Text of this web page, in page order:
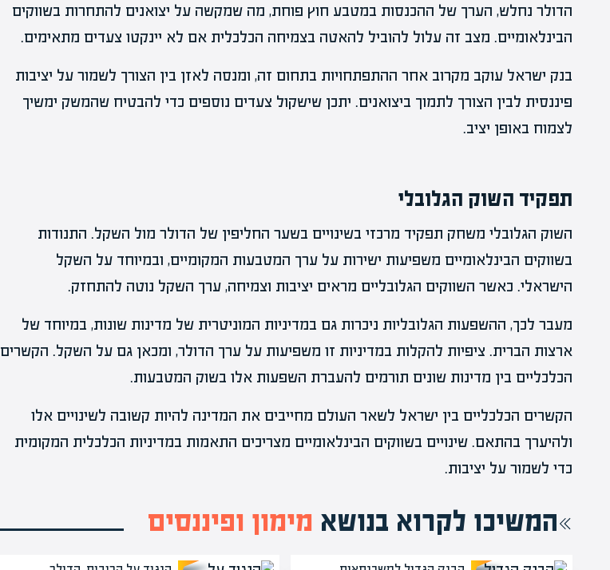
הדולר נחלש, הערך של ההכנסות במטבע חוץ פוחת, מה שמקשה על יצואנים להתחרות בשווקים
הבינלאומיים. מצב זה עלול להוביל להאטה בצמיחה הכלכלית אם לא יינקטו צעדים מתאימים.
בנק ישראל עוקב מקרוב אחר ההתפתחויות בתחום זה, ומנסה לאזן בין הצורך לשמור על יציבות
פיננסית לבין הצורך לתמוך ביצואנים. יתכן שישקול צעדים נוספים כדי להבטיח שהמשק ימשיך
לצמוח באופן יציב.
תפקיד השוק הגלובלי
השוק הגלובלי משחק תפקיד מרכזי בשינויים בשער החליפין של הדולר מול השקל. התנודות
בשווקים הבינלאומיים משפיעות ישירות על ערך המטבעות המקומיים, ובמיוחד על השקל
הישראלי. כאשר השווקים הגלובליים מראים יציבות וצמיחה, ערך השקל נוטה להתחזק.
מעבר לכך, ההשפעות הגלובליות ניכרות גם במדיניות המוניטרית של מדינות שונות, במיוחד של
ארצות הברית. ציפיות להקלות במדיניות זו משפיעות על ערך הדולר, ומכאן גם על השקל. הקשרים
הכלכליים בין מדינות שונים תורמים להעברת השפעות אלו בשוק המטבעות.
הקשרים הכלכליים בין ישראל לשאר העולם מחייבים את המדינה להיות קשובה לשינויים אלו
ולהיערך בהתאם. שינויים בשווקים הבינלאומיים מצריכים התאמות במדיניות הכלכלית המקומית
כדי לשמור על יציבות.
המשיכו לקרוא בנושא מימון ופיננסים